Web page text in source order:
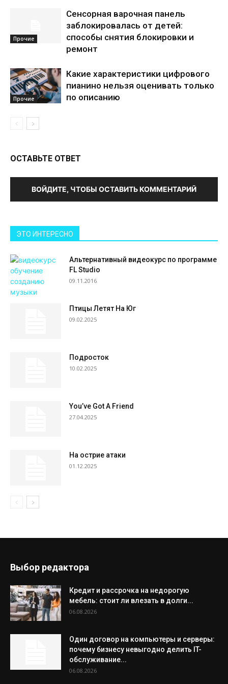
Прочие
Сенсорная варочная панель
заблокировалась от детей:
способы снятия блокировки и
ремонт
Прочие
Какие характеристики цифрового
пианино нельзя оценивать только
по описанию
ОСТАВЬТЕ ОТВЕТ
ВОЙДИТЕ, ЧТОБЫ ОСТАВИТЬ КОММЕНТАРИЙ
ЭТО ИНТЕРЕСНО
Альтернативный видеокурс по программе
FL Studio
09.11.2016
Птицы Летят На Юг
09.02.2025
Подросток
10.02.2025
You’ve Got A Friend
27.04.2025
На острие атаки
01.12.2025
Выбор редактора
Кредит и рассрочка на недорогую
мебель: стоит ли влезать в долги...
06.08.2026
Один договор на компьютеры и серверы:
почему бизнесу невыгодно делить IT-
обслуживание...
06.08.2026